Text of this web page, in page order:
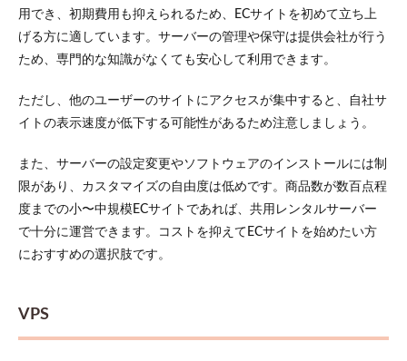
用でき、初期費用も抑えられるため、ECサイトを初めて立ち上
げる方に適しています。サーバーの管理や保守は提供会社が行う
ため、専門的な知識がなくても安心して利用できます。
ただし、他のユーザーのサイトにアクセスが集中すると、自社サ
イトの表示速度が低下する可能性があるため注意しましょう。
また、サーバーの設定変更やソフトウェアのインストールには制
限があり、カスタマイズの自由度は低めです。商品数が数百点程
度までの小〜中規模ECサイトであれば、共用レンタルサーバー
で十分に運営できます。コストを抑えてECサイトを始めたい方
におすすめの選択肢です。
VPS